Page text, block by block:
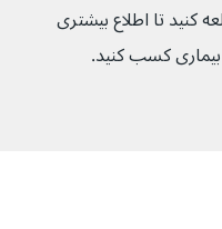
کنید تا اطلاع بیشتری
کسب کنید.